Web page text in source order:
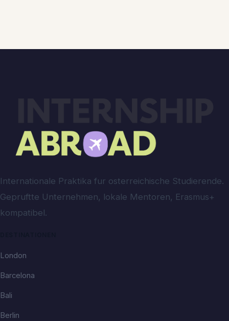
Internationale Praktika fur osterreichische Studierende.
Gepruftte Unternehmen, lokale Mentoren, Erasmus+
kompatibel.
London
Barcelona
Bali
Berlin